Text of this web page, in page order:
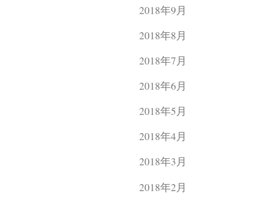
2018年9月
2018年8月
2018年7月
2018年6月
2018年5月
2018年4月
2018年3月
2018年2月